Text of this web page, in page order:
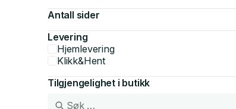
Antall sider
Levering
Hjemlevering
Klikk&Hent
Tilgjengelighet i butikk